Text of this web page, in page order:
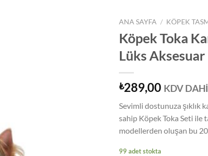
ANA SAYFA / KÖPEK
Köpek Toka
Lüks
₺289,00 KDV
Sevimli dostunuza şıklık
sahip Köpek Toka Seti ile
modellerden oluşan bu
99 adet stokta